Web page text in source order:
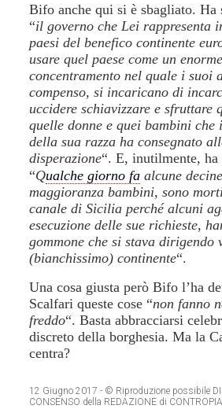
Bifo anche qui si è sbagliato.
“il governo che Lei rappresenta
paesi del benefico continente
usare quel paese come un
concentramento nel quale i
compenso, si incaricano di
uccidere schiavizzare e sfruttare
quelle donne e quei bambini
della sua razza ha consegnato
disperazione“. E, inutilmente, ha
“Qualche giorno fa alcune
maggioranza bambini, sono
canale di Sicilia perché alcuni
esecuzione delle sue richieste,
gommone che si stava dirigendo
(bianchissimo) continente“.
Una cosa giusta però Bifo l’ha
Scalfari queste cose “non fanno
freddo“. Basta abbracciarsi
discreto della borghesia. Ma la
centra?
12 Giugno 2017 - © Riproduzione possibile
CONSENSO della REDAZIONE di